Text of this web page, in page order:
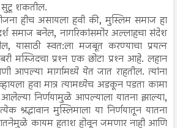
सुटू शकतील.
हीच असायला हवी की, मुस्लिम समाज हा
समाज बनेल, नागरिकांसमोर अल्लाहचा संदेश
यासाठी स्वत:ला मजबूत करण्याचा प्रयत्न
मस्जिदचा प्रश्‍न एक छोटा प्रश्‍न आहे. लहान
मार्गामध्ये येत जात राहतील. त्यांना
हवा मात्र त्यामध्येच अडकून पडता कामा
निर्णयामुळे आपल्याला यातना झाल्या,
श्रद्धावान मुस्लिमाला या निर्णयातून यातना
कायम हताश होवून जमणार नाही आणि